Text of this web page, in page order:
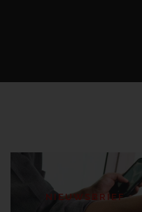
NIEUWSBRIEF